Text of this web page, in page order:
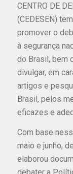
CENTRO DE
(CEDESEN)
promover o
à segurança
do Brasil, bem
divulgar, em
artigos e
Brasil, pelos
eficazes e
Com base
maio e junho,
elaborou